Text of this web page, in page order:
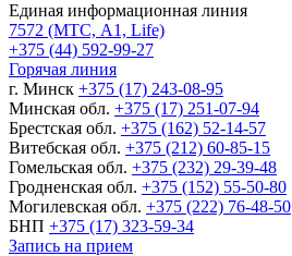
Единая информационная линия
7572 (МТС, A1, Life)
+375 (44) 592-99-27
Горячая линия
г. Минск +375 (17) 243-08-95
Минская обл. +375 (17) 251-07-94
Брестская обл. +375 (162) 52-14-57
Витебская обл. +375 (212) 60-85-15
Гомельская обл. +375 (232) 29-39-48
Гродненская обл. +375 (152) 55-50-80
Могилевская обл. +375 (222) 76-48-50
БНП +375 (17) 323-59-34
Запись на прием